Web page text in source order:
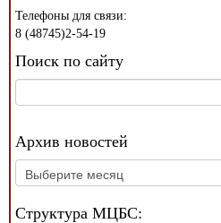
Телефоны для связи:
8 (48745)2-54-19
Поиск по сайту
Архив новостей
Архив
новостей
Структура МЦБС: